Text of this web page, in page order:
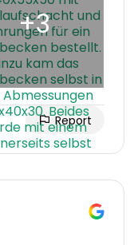
Report